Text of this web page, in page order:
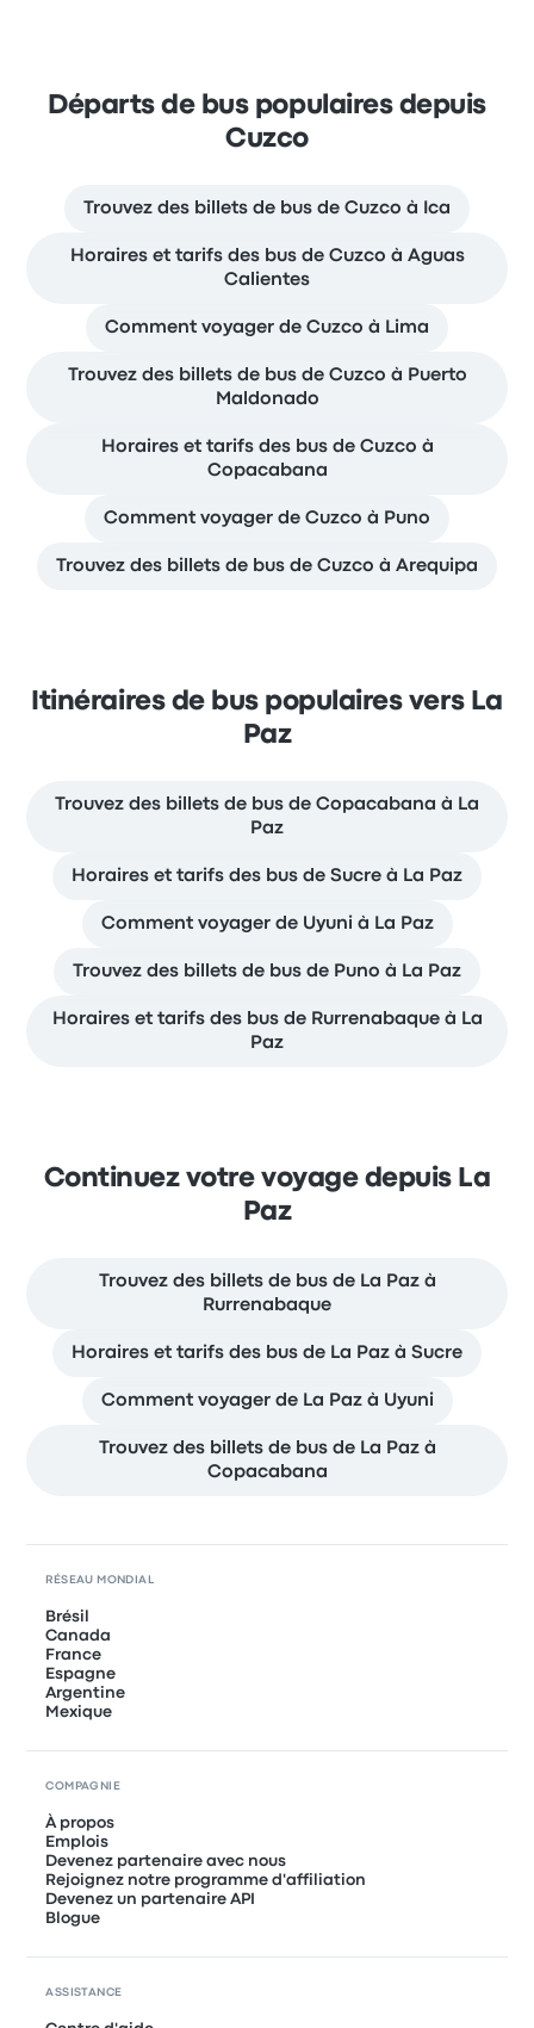
Départs de bus populaires depuis
Cuzco
Trouvez des billets de bus de Cuzco à Ica
Horaires et tarifs des bus de Cuzco à Aguas
Calientes
Comment voyager de Cuzco à Lima
Trouvez des billets de bus de Cuzco à Puerto
Maldonado
Horaires et tarifs des bus de Cuzco à
Copacabana
Comment voyager de Cuzco à Puno
Trouvez des billets de bus de Cuzco à Arequipa
Itinéraires de bus populaires vers La
Paz
Trouvez des billets de bus de Copacabana à La
Paz
Horaires et tarifs des bus de Sucre à La Paz
Comment voyager de Uyuni à La Paz
Trouvez des billets de bus de Puno à La Paz
Horaires et tarifs des bus de Rurrenabaque à La
Paz
Continuez votre voyage depuis La
Paz
Trouvez des billets de bus de La Paz à
Rurrenabaque
Horaires et tarifs des bus de La Paz à Sucre
Comment voyager de La Paz à Uyuni
Trouvez des billets de bus de La Paz à
Copacabana
RÉSEAU MONDIAL
Brésil
Canada
France
Espagne
Argentine
Mexique
COMPAGNIE
À propos
Emplois
Devenez partenaire avec nous
Rejoignez notre programme d'affiliation
Devenez un partenaire API
Blogue
ASSISTANCE